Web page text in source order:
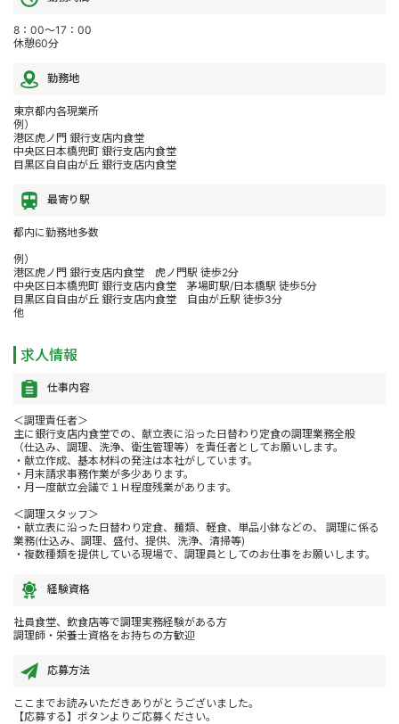
8：00～17：00
休憩60分
勤務地
東京都内各現業所
例）
港区虎ノ門 銀行支店内食堂
中央区日本橋兜町 銀行支店内食堂
目黒区自自由が丘 銀行支店内食堂
最寄り駅
都内に勤務地多数
例）
港区虎ノ門 銀行支店内食堂 虎ノ門駅 徒歩2分
中央区日本橋兜町 銀行支店内食堂 茅場町駅/日本橋駅 徒歩5分
目黒区自自由が丘 銀行支店内食堂 自由が丘駅 徒歩3分
他
求人情報
仕事内容
＜調理責任者＞
主に銀行支店内食堂での、献立表に沿った日替わり定食の調理業務全般
（仕込み、調理、洗浄、衛生管理等）を責任者としてお願いします。
・献立作成、基本材料の発注は本社がしています。
・月末請求事務作業が多少あります。
・月一度献立会議で１Ｈ程度残業があります。
＜調理スタッフ＞
・献立表に沿った日替わり定食、麺類、軽食、単品小鉢などの、 調理に係る
業務(仕込み、調理、盛付、提供、洗浄、清掃等)
・複数種類を提供している現場で、調理員としてのお仕事をお願いします。
経験資格
社員食堂、飲食店等で調理実務経験がある方
調理師・栄養士資格をお持ちの方歓迎
応募方法
ここまでお読みいただきありがとうございました。
【応募する】ボタンよりご応募ください。